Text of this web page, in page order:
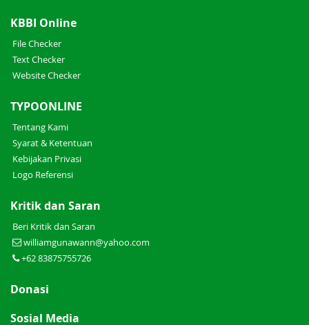
KBBI Online
File Checker
Text Checker
Website Checker
TYPOONLINE
Tentang Kami
Syarat & Ketentuan
Kebijakan Privasi
Logo Referensi
Kritik dan Saran
Beri Kritik dan Saran
williamgunawann@yahoo.com
+62 83875755726
Donasi
Sosial Media